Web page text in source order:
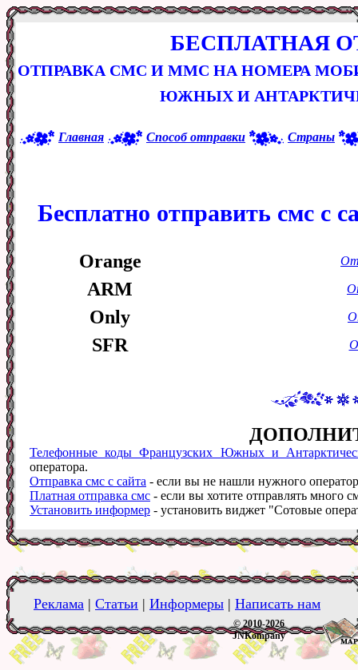
БЕСПЛАТНАЯ
ОТПРАВКА СМС И ММС НА НОМЕРА
ЮЖНЫХ И
Главная Способ отправки Страны
Бесплатно отправить смс с
Orange
ARM
Only
SFR
Телефонные коды Французских Южных и
оператора.
Отправка смс с сайта - если вы не нашли нужного
Платная отправка смс - если вы хотите отправлять много
Установить информер - установить виджет "Сотовые
Реклама | Статьи | Информеры | Написать нам
© 2010-2026
JNKompany